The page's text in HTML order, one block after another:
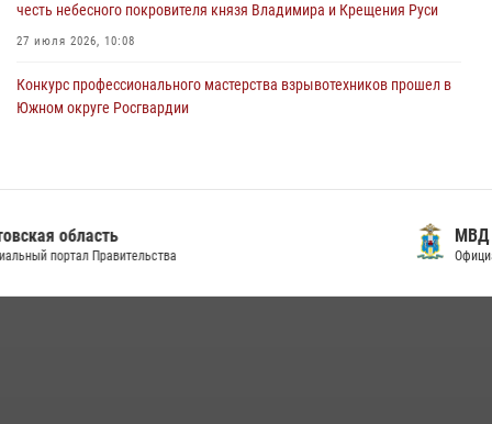
честь небесного покровителя князя Владимира и Крещения Руси
27 июля 2026, 10:08
Конкурс профессионального мастерства взрывотехников прошел в
Южном округе Росгвардии
продажи
13 июля 2026, 10:22
МВД (Ростовская область)
Официальный сайт